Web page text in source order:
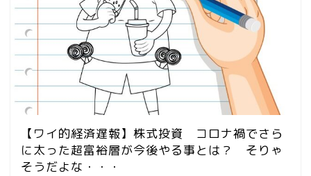
【ワイ的経済遅報】株式投資 コロナ禍でさら
に太った超富裕層が今後やる事とは？ そりゃ
そうだよな・・・